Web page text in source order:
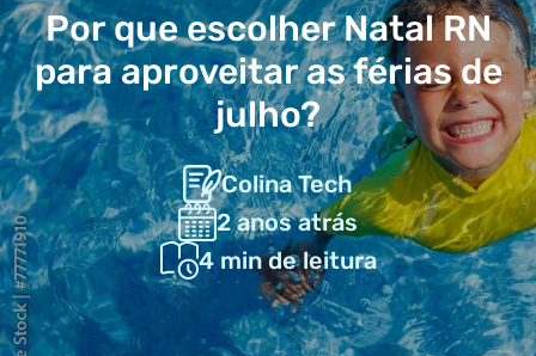
Por que escolher Natal RN
para aproveitar as férias de
julho?
Colina Tech
2 anos atrás
4 min de leitura